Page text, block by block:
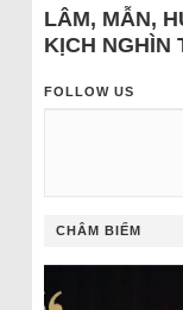
LÂM, MẪN,
KỊCH NGHÌN
FOLLOW US
CHÂM BIẾM